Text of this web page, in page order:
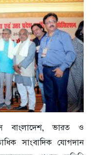
বাংলাদেশ, ভারত ও
সাংবাদিক যোগদান